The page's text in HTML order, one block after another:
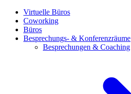
Virtuelle Büros
Coworking
Büros
Besprechungs- & Konferenzräume
Besprechungen & Coaching